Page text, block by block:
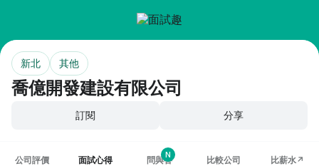
喬億開發建設有限公司
新北 其他
訂閱 分享
公司評價 面試心得 問與答
N
比較公司 比薪水↗